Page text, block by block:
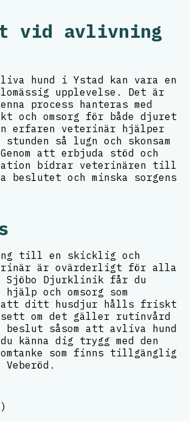
vid avlivning
hund i Ystad kan vara en
upplevelse. Det är
process hanteras med
och omsorg för både djuret
erfaren veterinär hjälper
så lugn och skonsam
att erbjuda stöd och
bidrar veterinären till
beslutet och minska sorgens
till en skicklig och
är ovärderligt för alla
Sjöbo Djurklinik får du
och omsorg som
att ditt husdjur hålls friskt
om det gäller rutinvård
såsom att avliva hund
känna dig trygg med den
som finns tillgänglig
)